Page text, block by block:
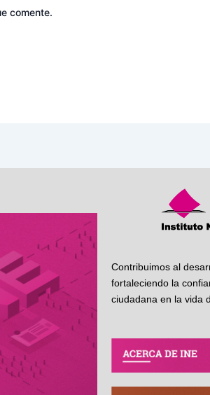
comente.
Contribuimos al
fortaleciendo la
ciudadana en la vida